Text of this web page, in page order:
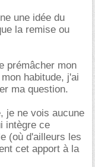
une idée du
la remise ou
prémâcher mon
habitude, j'ai
ma question.
je ne vois aucune
intègre ce
(où d'ailleurs les
cet apport à la